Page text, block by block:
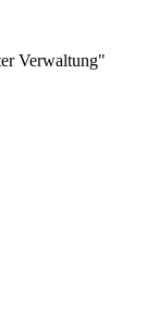
Verwaltung"